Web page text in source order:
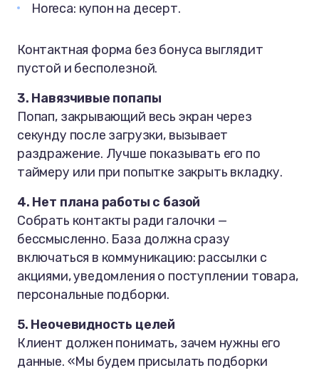
Horeca: купон на десерт.
Контактная форма без бонуса выглядит
пустой и бесполезной.
3. Навязчивые попапы
Попап, закрывающий весь экран через
секунду после загрузки, вызывает
раздражение. Лучше показывать его по
таймеру или при попытке закрыть вкладку.
4. Нет плана работы с базой
Собрать контакты ради галочки —
бессмысленно. База должна сразу
включаться в коммуникацию: рассылки с
акциями, уведомления о поступлении товара,
персональные подборки.
5. Неочевидность целей
Клиент должен понимать, зачем нужны его
данные. «Мы будем присылать подборки